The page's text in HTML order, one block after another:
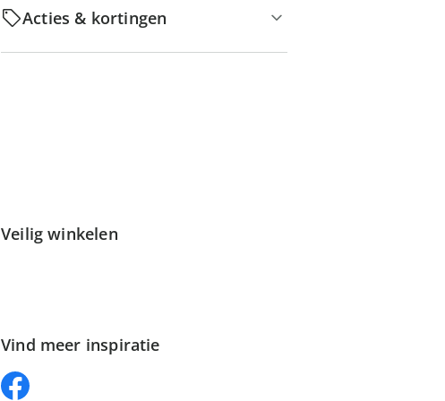
Acties & kortingen
Veilig winkelen
Vind meer inspiratie